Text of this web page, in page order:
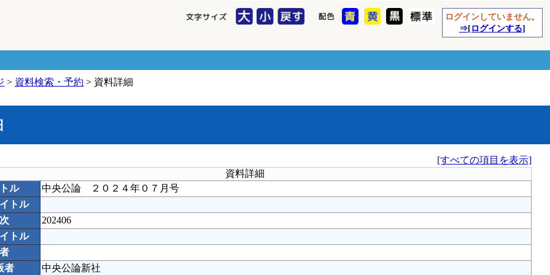
ログインしていません。
⇒[ログインする]
> 資料検索・予約 > 資料詳細
[すべての項目を表示]
資料詳細
ル
中央公論 ２０２４年０７月号
トル
202406
トル
者
中央公論新社